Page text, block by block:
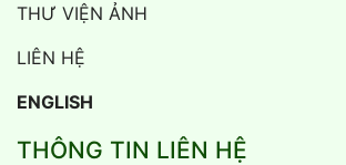
THƯ VIỆN ẢNH
LIÊN HỆ
ENGLISH
THÔNG TIN LIÊN HỆ